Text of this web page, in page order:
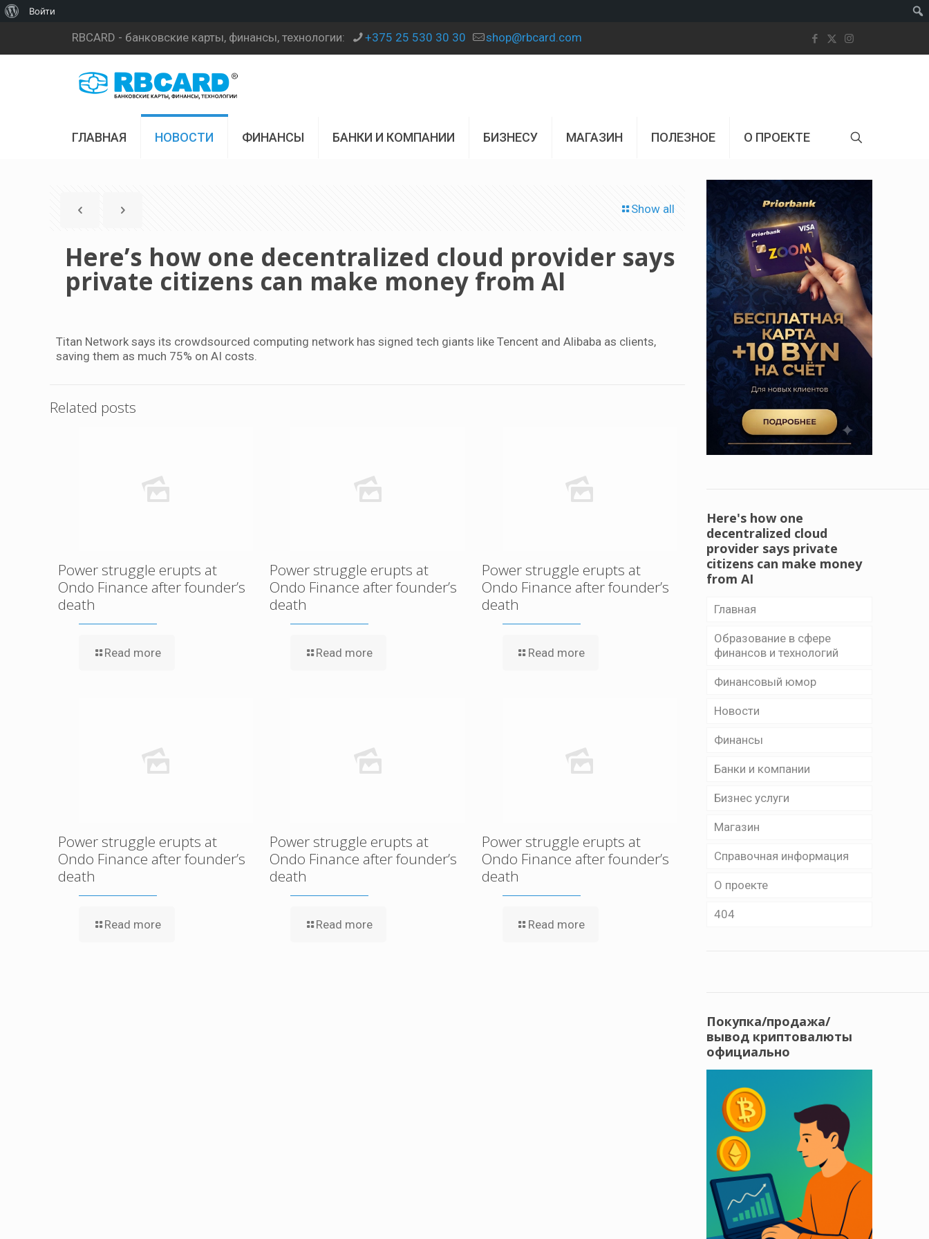
RBCARD - банковские карты, финансы, технологии: +375 25 530 30 30 shop@rbcard.com
ГЛАВНАЯ НОВОСТИ ФИНАНСЫ БАНКИ И КОМПАНИИ БИЗНЕСУ МАГАЗИН ПОЛЕЗНОЕ О ПРОЕКТЕ
Show all
Here’s how one decentralized cloud provider says
private citizens can make money from AI
Titan Network says its crowdsourced computing network has signed tech giants like Tencent and Alibaba as clients,
saving them as much 75% on AI costs.
Related posts
Power struggle erupts at
Ondo Finance after founder’s
death
Read more
Power struggle erupts at
Ondo Finance after founder’s
death
Read more
Power struggle erupts at
Ondo Finance after founder’s
death
Read more
Power struggle erupts at
Ondo Finance after founder’s
death
Read more
Power struggle erupts at
Ondo Finance after founder’s
death
Read more
Power struggle erupts at
Ondo Finance after founder’s
death
Read more
Here's how one
decentralized cloud
provider says private
citizens can make money
from AI
Главная
Образование в сфере
финансов и технологий
Финансовый юмор
Новости
Финансы
Банки и компании
Бизнес уcлуги
Магазин
Справочная информация
О проекте
404
Покупка/продажа/
вывод криптовалюты
официально
Войти